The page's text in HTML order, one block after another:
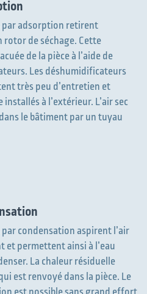
adsorption retirent
rotor de séchage. Cette
de la pièce à l’aide de
Les déshumidificateurs
très peu d’entretien et
à l’extérieur. L’air sec
le bâtiment par un tuyau
condensation aspirent l’air
permettent ainsi à l’eau
La chaleur résiduelle
est renvoyé dans la pièce. Le